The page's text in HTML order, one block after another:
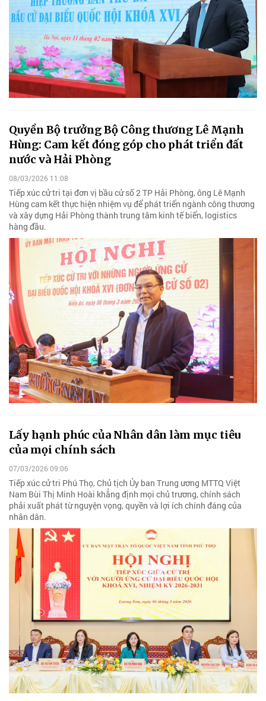
Quyền Bộ trưởng Bộ Công thương Lê Mạnh
Hùng: Cam kết đóng góp cho phát triển đất
nước và Hải Phòng
08/03/2026 11:08
Tiếp xúc cử tri tại đơn vị bầu cử số 2 TP Hải Phòng, ông Lê Mạnh
Hùng cam kết thực hiện nhiệm vụ để phát triển ngành công thương
và xây dựng Hải Phòng thành trung tâm kinh tế biển, logistics
hàng đầu.
Lấy hạnh phúc của Nhân dân làm mục tiêu
của mọi chính sách
07/03/2026 09:06
Tiếp xúc cử tri Phú Thọ, Chủ tịch Ủy ban Trung ương MTTQ Việt
Nam Bùi Thị Minh Hoài khẳng định mọi chủ trương, chính sách
phải xuất phát từ nguyện vọng, quyền và lợi ích chính đáng của
nhân dân.